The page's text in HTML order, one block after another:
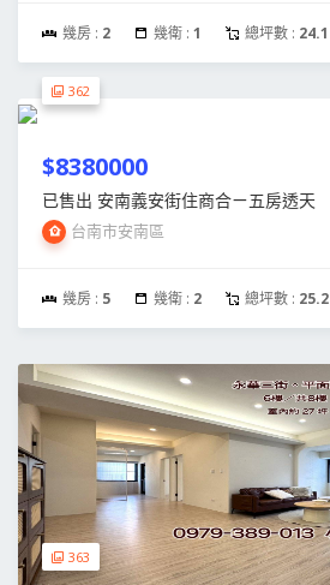
幾房 : 2 幾衛 : 1 總坪數 : 24.1
362
$8380000
已售出 安南義安街住商合ㄧ五房透天
台南市安南區
幾房 : 5 幾衛 : 2 總坪數 : 25.2
363